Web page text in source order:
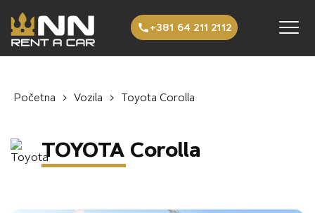
+381 64 211 2112
Početna › Vozila › Toyota Corolla
TOYOTA Corolla